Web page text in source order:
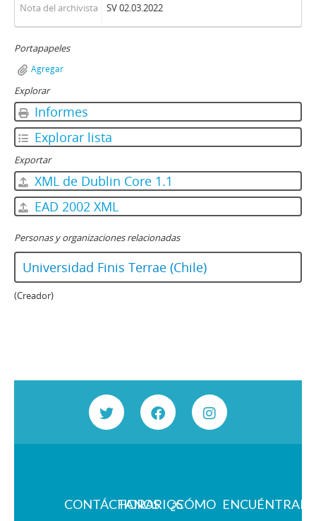
Nota del archivista SV 02.03.2022
Portapapeles
Agregar
Explorar
Informes
Explorar lista
Exportar
XML de Dublin Core 1.1
EAD 2002 XML
Personas y organizaciones relacionadas
Universidad Finis Terrae (Chile)
(Creador)
CONTÁCTANOS
HORARIOS¿CÓMO